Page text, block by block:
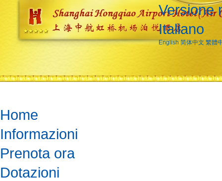
Versione
Italiano
English 简体中文 繁體
Home
Informazioni
Prenota ora
Dotazioni